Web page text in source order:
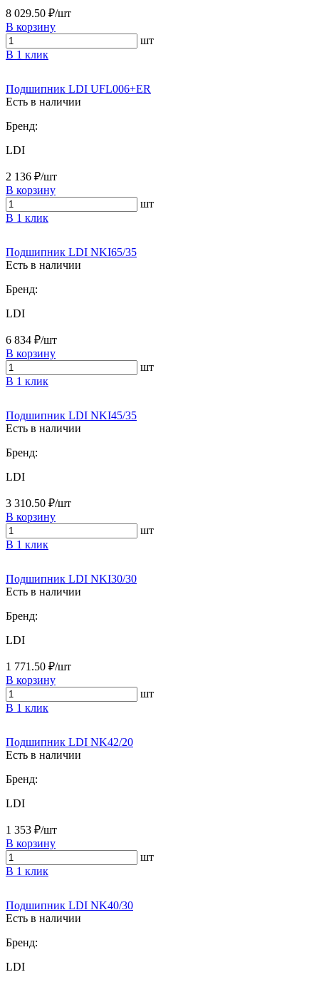
8 029.50 ₽/шт
В корзину
шт
В 1 клик
Подшипник LDI UFL006+ER
Есть в наличии
Бренд:
LDI
2 136 ₽/шт
В корзину
шт
В 1 клик
Подшипник LDI NKI65/35
Есть в наличии
Бренд:
LDI
6 834 ₽/шт
В корзину
шт
В 1 клик
Подшипник LDI NKI45/35
Есть в наличии
Бренд:
LDI
3 310.50 ₽/шт
В корзину
шт
В 1 клик
Подшипник LDI NKI30/30
Есть в наличии
Бренд:
LDI
1 771.50 ₽/шт
В корзину
шт
В 1 клик
Подшипник LDI NK42/20
Есть в наличии
Бренд:
LDI
1 353 ₽/шт
В корзину
шт
В 1 клик
Подшипник LDI NK40/30
Есть в наличии
Бренд:
LDI